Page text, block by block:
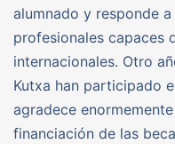
alumnado y responde
profesionales capaces
internacionales. Otro
Kutxa han participado
agradece
financiación de las